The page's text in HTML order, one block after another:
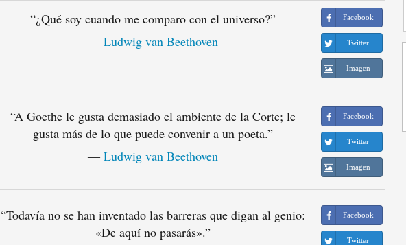
“¿Qué soy cuando me comparo con el universo?”
―Ludwig van Beethoven
Facebook
Twitter
Imagen
“A Goethe le gusta demasiado el ambiente de la Corte; le
gusta más de lo que puede convenir a un poeta.”
―Ludwig van Beethoven
Facebook
Twitter
Imagen
“Todavía no se han inventado las barreras que digan al genio:
«De aquí no pasarás».”
Facebook
Twitter